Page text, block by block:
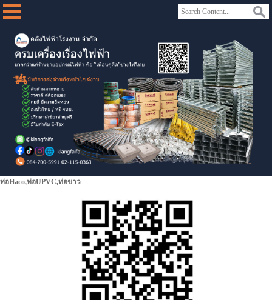
ท่อHaco,ท่อUPVC,ท่อขาว